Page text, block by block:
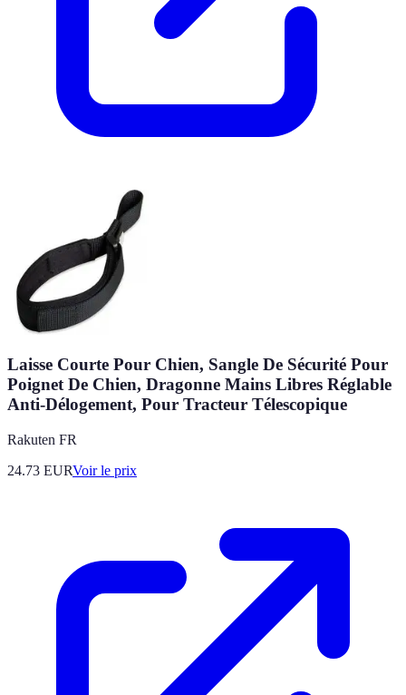
Laisse Courte Pour Chien, Sangle De Sécurité Pour
Poignet De Chien, Dragonne Mains Libres Réglable
Anti-Délogement, Pour Tracteur Télescopique
Rakuten FR
24.73 EURVoir le prix